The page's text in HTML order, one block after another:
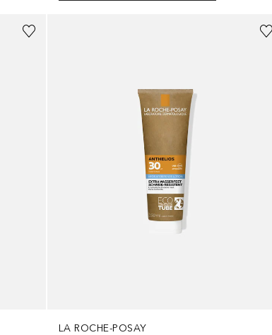
LA ROCHE-POSAY